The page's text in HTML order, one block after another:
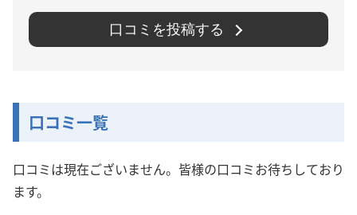
口コミを投稿する
口コミ一覧
口コミは現在ございません。皆様の口コミお待ちしており
ます。